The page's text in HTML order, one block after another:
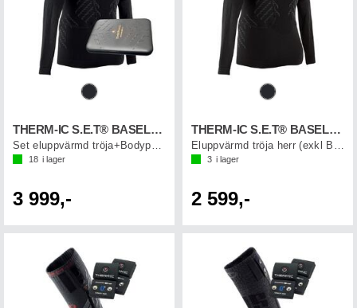
THERM-IC S.E.T® BASELAYR M+BP
Set eluppvärmd tröja+Bodypack herr
18 i lager
3 999,-
THERM-IC S.E.T® BASELAYER MEN
Eluppvärmd tröja herr (exkl Bodypack)
3 i lager
2 599,-